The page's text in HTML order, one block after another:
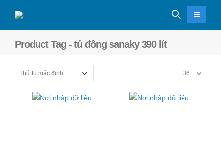
Product Tag - tủ đông sanaky 390 lít